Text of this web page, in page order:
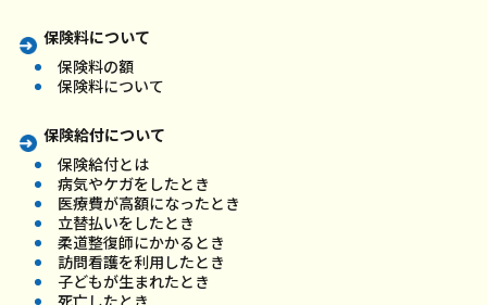
保険料について
保険料の額
保険料について
保険給付について
保険給付とは
病気やケガをしたとき
医療費が高額になったとき
立替払いをしたとき
柔道整復師にかかるとき
訪問看護を利用したとき
子どもが生まれたとき